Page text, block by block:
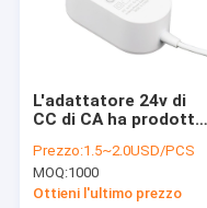
L'adattatore 24v di
CC di CA ha prodotto
per l'apparecchio
dello Smart Home
Prezzo:1.5~2.0USD/PCS
MOQ:1000
Ottieni l'ultimo prezzo